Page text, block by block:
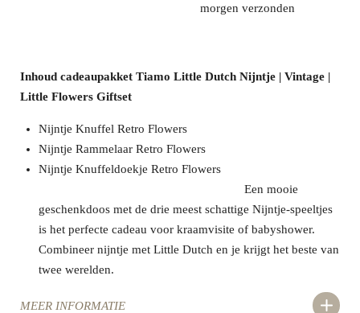
morgen verzonden
Inhoud cadeaupakket Tiamo Little Dutch Nijntje | Vintage |
Little Flowers Giftset
Nijntje Knuffel Retro Flowers
Nijntje Rammelaar Retro Flowers
Nijntje Knuffeldoekje Retro Flowers
Een mooie
geschenkdoos met de drie meest schattige Nijntje-speeltjes
is het perfecte cadeau voor kraamvisite of babyshower.
Combineer nijntje met Little Dutch en je krijgt het beste van
twee werelden.
MEER INFORMATIE